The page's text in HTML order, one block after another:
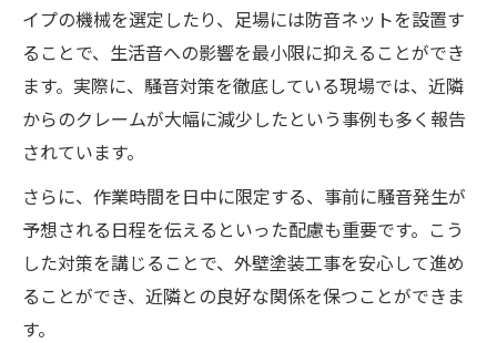
イプの機械を選定したり、足場には防音ネットを設置す
ることで、生活音への影響を最小限に抑えることができ
ます。実際に、騒音対策を徹底している現場では、近隣
からのクレームが大幅に減少したという事例も多く報告
されています。
さらに、作業時間を日中に限定する、事前に騒音発生が
予想される日程を伝えるといった配慮も重要です。こう
した対策を講じることで、外壁塗装工事を安心して進め
ることができ、近隣との良好な関係を保つことができま
す。